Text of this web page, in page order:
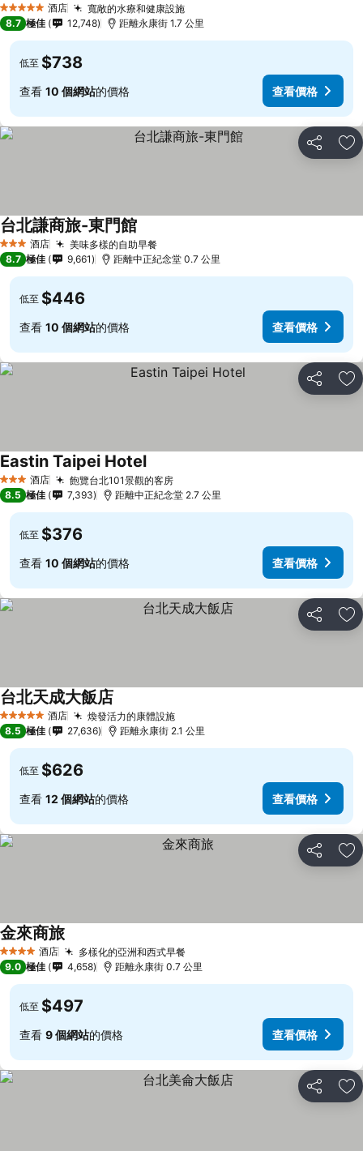
5 星級 酒店 寬敞的水療和健康設施
8.7 極佳 12,748 距離永康街 1.7 公里
低至 $738
查看 10 個網站的價格 查看價格
分享 放
3 星級 酒店 美味多樣的自助早餐
台北謙商旅-東門館
8.7 極佳 9,661 距離中正紀念堂 0.7 公里
低至 $446
查看 10 個網站的價格 查看價格
分享 放
3 星級 酒店 飽覽台北101景觀的客房
Eastin Taipei Hotel
8.5 極佳 7,393 距離中正紀念堂 2.7 公里
低至 $376
查看 10 個網站的價格 查看價格
分享 放
5 星級 酒店 煥發活力的康體設施
台北天成大飯店
8.5 極佳 27,636 距離永康街 2.1 公里
低至 $626
查看 12 個網站的價格 查看價格
分享 放
4 星級 酒店 多樣化的亞洲和西式早餐
金來商旅
9.0 極佳 4,658 距離永康街 0.7 公里
低至 $497
查看 9 個網站的價格 查看價格
分享 放